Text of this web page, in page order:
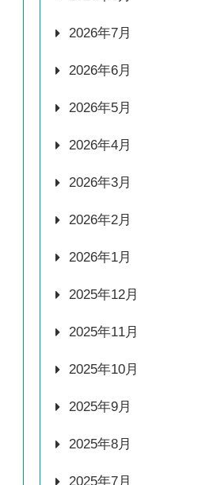
2026年7月
2026年6月
2026年5月
2026年4月
2026年3月
2026年2月
2026年1月
2025年12月
2025年11月
2025年10月
2025年9月
2025年8月
2025年7月